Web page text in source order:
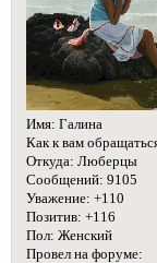
Имя: Галина
Как к вам
Откуда: Люберцы
Сообщений: 9105
Уважение: +110
Позитив: +116
Пол: Женский
Провел на форуме: